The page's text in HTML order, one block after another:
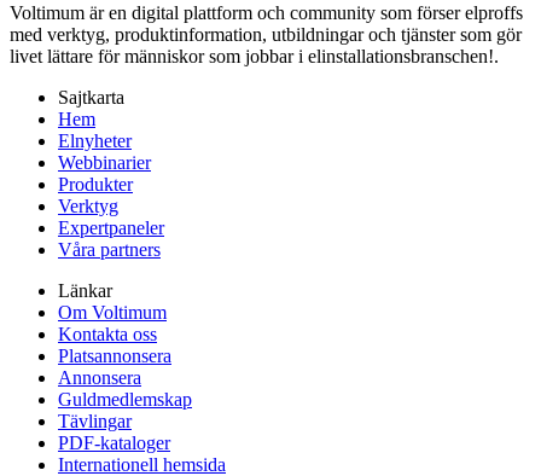
Voltimum är en digital plattform och community som förser elproffs
med verktyg, produktinformation, utbildningar och tjänster som gör
livet lättare för människor som jobbar i elinstallationsbranschen!.
Sajtkarta
Hem
Elnyheter
Webbinarier
Produkter
Verktyg
Expertpaneler
Våra partners
Länkar
Om Voltimum
Kontakta oss
Platsannonsera
Annonsera
Guldmedlemskap
Tävlingar
PDF-kataloger
Internationell hemsida